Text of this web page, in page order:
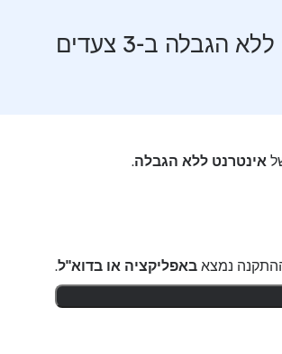
הגבלה ב-3 צעדים
אינטרנט ללא הגבלה.
נמצאבאפליקציה או בדוא"ל.